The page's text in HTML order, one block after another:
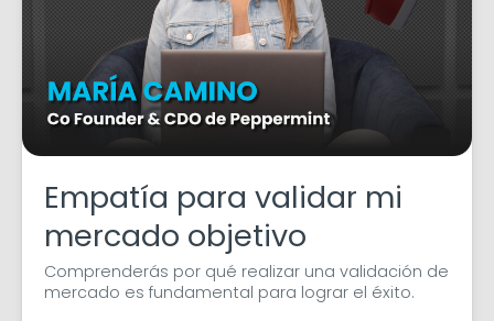
Empatía para validar mi
mercado objetivo
Comprenderás por qué realizar una validación de
mercado es fundamental para lograr el éxito.